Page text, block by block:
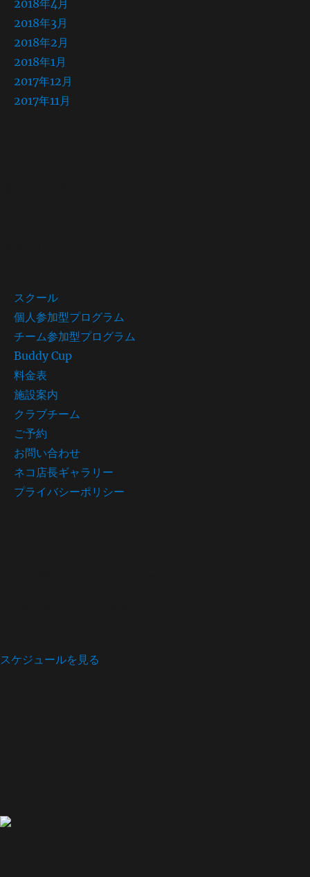
2018年4月
2018年3月
2018年2月
2018年1月
2017年12月
2017年11月
スクール
個人参加型プログラム
チーム参加型プログラム
Buddy Cup
料金表
施設案内
クラブチーム
ご予約
お問い合わせ
ネコ店長ギャラリー
プライバシーポリシー
スケジュールを見る